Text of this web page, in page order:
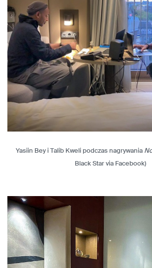
Yasiin Bey i Talib Kweli podczas nagrywania
Black Star via Facebook)